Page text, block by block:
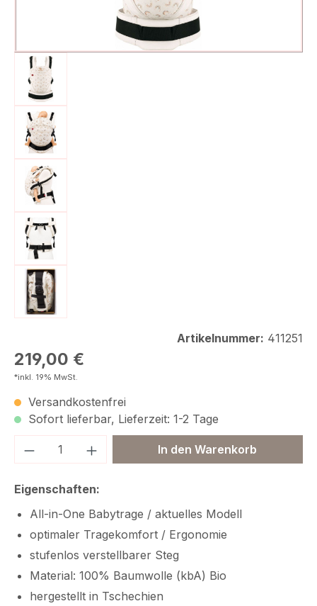
Artikelnummer: 411251
Regulärer Preis:
219,00 €
*inkl. 19% MwSt.
Versandkostenfrei
Sofort lieferbar, Lieferzeit: 1-2 Tage
Produkt Anzahl: Gib denIn den Warenkorb
Eigenschaften:
All-in-One Babytrage / aktuelles Modell
optimaler Tragekomfort / Ergonomie
stufenlos verstellbarer Steg
Material: 100% Baumwolle (kbA) Bio
hergestellt in Tschechien